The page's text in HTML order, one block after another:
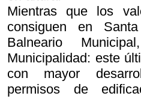
Mientras que los
consiguen en
Balneario
Municipalidad: este
con mayor
permisos de